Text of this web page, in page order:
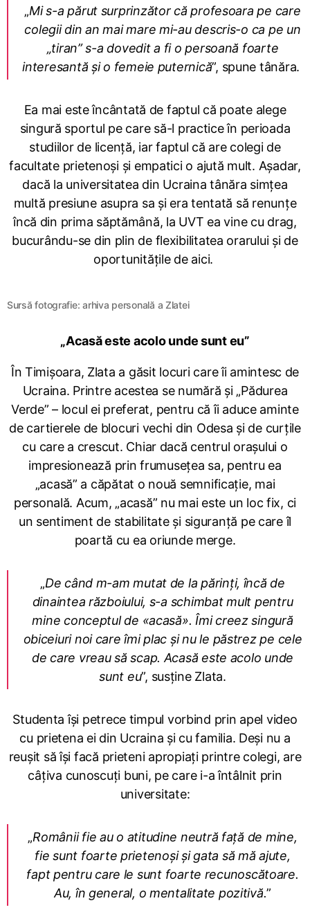
„Mi s-a părut surprinzător că profesoara pe care
colegii din an mai mare mi-au descris-o ca pe un
„tiran” s-a dovedit a fi o persoană foarte
interesantă și o femeie puternică”, spune tânăra.
Ea mai este încântată de faptul că poate alege
singură sportul pe care să-l practice în perioada
studiilor de licență, iar faptul că are colegi de
facultate prietenoși și empatici o ajută mult. Așadar,
dacă la universitatea din Ucraina tânăra simțea
multă presiune asupra sa și era tentată să renunțe
încă din prima săptămână, la UVT ea vine cu drag,
bucurându-se din plin de flexibilitatea orarului și de
oportunitățile de aici.
Sursă fotografie: arhiva personală a Zlatei
„Acasă este acolo unde sunt eu”
În Timișoara, Zlata a găsit locuri care îi amintesc de
Ucraina. Printre acestea se numără și „Pădurea
Verde” – locul ei preferat, pentru că îi aduce aminte
de cartierele de blocuri vechi din Odesa și de curțile
cu care a crescut. Chiar dacă centrul orașului o
impresionează prin frumusețea sa, pentru ea
„acasă” a căpătat o nouă semnificație, mai
personală. Acum, „acasă” nu mai este un loc fix, ci
un sentiment de stabilitate și siguranță pe care îl
poartă cu ea oriunde merge.
„De când m-am mutat de la părinți, încă de
dinaintea războiului, s-a schimbat mult pentru
mine conceptul de «acasă». Îmi creez singură
obiceiuri noi care îmi plac și nu le păstrez pe cele
de care vreau să scap. Acasă este acolo unde
sunt eu”, susține Zlata.
Studenta își petrece timpul vorbind prin apel video
cu prietena ei din Ucraina și cu familia. Deși nu a
reușit să își facă prieteni apropiați printre colegi, are
câțiva cunoscuți buni, pe care i-a întâlnit prin
universitate:
„Românii fie au o atitudine neutră față de mine,
fie sunt foarte prietenoși și gata să mă ajute,
fapt pentru care le sunt foarte recunoscătoare.
Au, în general, o mentalitate pozitivă.”